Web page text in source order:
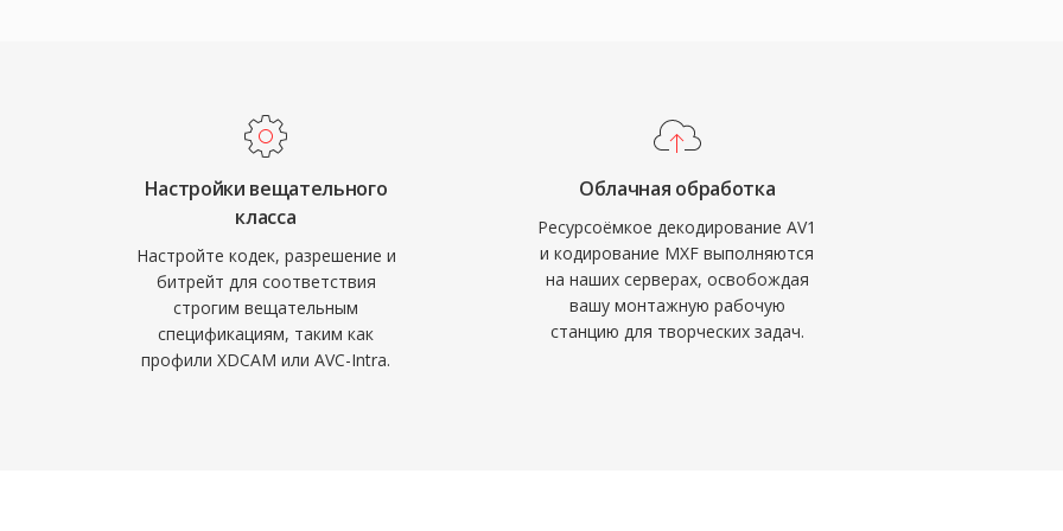
структурированной
Эти метаданные
при перемещении
графики, выдачи в
систему
различные уровни
пакетов (OP1a) до
Настройки вещательного
класса
Настройте кодек, разрешение и
битрейт для соответствия
строгим вещательным
спецификациям, таким как
профили XDCAM или AVC-Intra.
Облачная обработка
Ресурсоёмкое декодирование AV1
и кодирование MXF выполняются
на наших серверах, освобождая
вашу монтажную рабочую
станцию для творческих задач.